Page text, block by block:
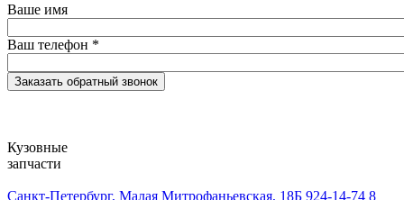
Ваше имя
Ваш телефон *
Кузовные
запчасти
Санкт-Петербург, Малая Митрофаньевская, 18Б 924-14-74 8